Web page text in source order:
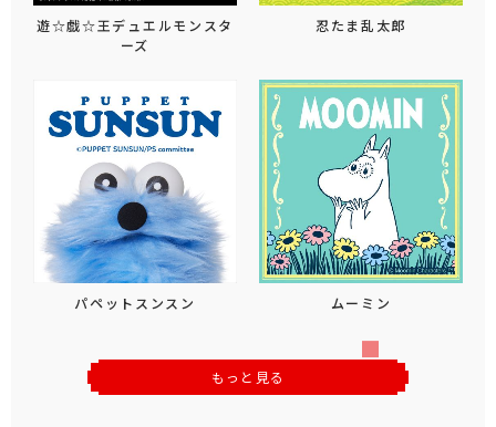
遊☆戯☆王デュエルモンスタ
ーズ
忍たま乱太郎
パペットスンスン ムーミン
もっと見る